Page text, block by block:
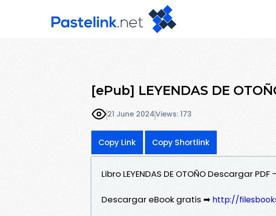
[ePub] LEYENDAS DE
21 June 2024Views: 173
Copy Link Copy Shortlink
Libro LEYENDAS DE OTOÑO Descargar PDF
Descargar eBook gratis ➡ http://